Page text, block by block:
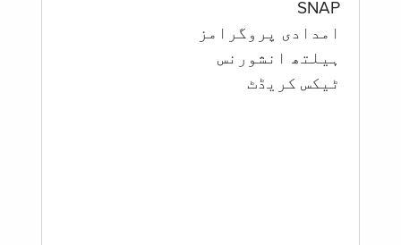
SNAP
امدادی پروگرامز
‏ہیلتھ انشورنس
ٹیکس کریڈٹ